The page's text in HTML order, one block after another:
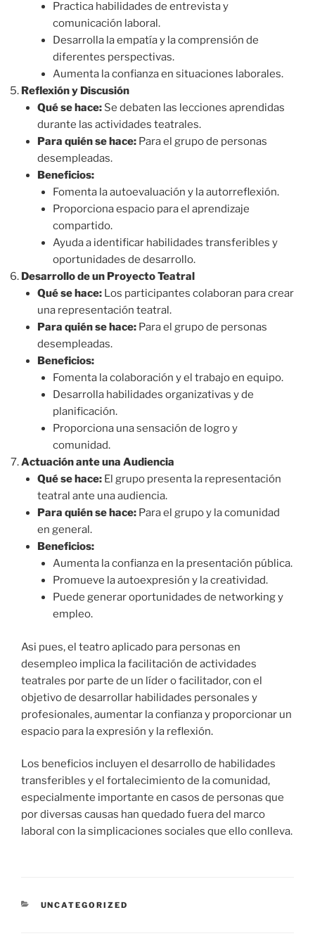
Practica habilidades de entrevista y
comunicación laboral.
Desarrolla la empatía y la comprensión de
diferentes perspectivas.
Aumenta la confianza en situaciones laborales.
Reflexión y Discusión
Qué se hace:Se debaten las lecciones aprendidas
durante las actividades teatrales.
Para quién se hace:Para el grupo de personas
desempleadas.
Beneficios:
Fomenta la autoevaluación y la autorreflexión.
Proporciona espacio para el aprendizaje
compartido.
Ayuda a identificar habilidades transferibles y
oportunidades de desarrollo.
Desarrollo de un Proyecto Teatral
Qué se hace:Los participantes colaboran para crear
una representación teatral.
Para quién se hace:Para el grupo de personas
desempleadas.
Beneficios:
Fomenta la colaboración y el trabajo en equipo.
Desarrolla habilidades organizativas y de
planificación.
Proporciona una sensación de logro y
comunidad.
Actuación ante una Audiencia
Qué se hace:El grupo presenta la representación
teatral ante una audiencia.
Para quién se hace:Para el grupo y la comunidad
en general.
Beneficios:
Aumenta la confianza en la presentación pública.
Promueve la autoexpresión y la creatividad.
Puede generar oportunidades de networking y
empleo.
Asi pues, el teatro aplicado para personas en
desempleo implica la facilitación de actividades
teatrales por parte de un líder o facilitador, con el
objetivo de desarrollar habilidades personales y
profesionales, aumentar la confianza y proporcionar un
espacio para la expresión y la reflexión.
Los beneficios incluyen el desarrollo de habilidades
transferibles y el fortalecimiento de la comunidad,
especialmente importante en casos de personas que
por diversas causas han quedado fuera del marco
laboral con la simplicaciones sociales que ello conlleva.
UNCATEGORIZED